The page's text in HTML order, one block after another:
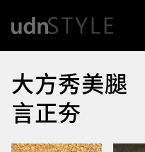
大方秀美腿
言正夯